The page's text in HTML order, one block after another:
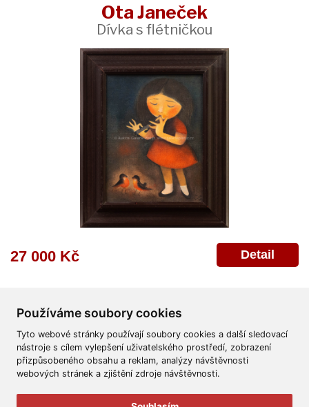
Používáme soubory cookies
Tyto webové stránky používají soubory cookies a další sledovací
nástroje s cílem vylepšení uživatelského prostředí, zobrazení
přizpůsobeného obsahu a reklam, analýzy návštěvnosti
webových stránek a zjištění zdroje návštěvnosti.
Ota Janeček
Dívka s flétničkou
27 000 Kč Detail
Všeobecné obchodní podmínky Reklamační řád
Ochrana osobních údajů